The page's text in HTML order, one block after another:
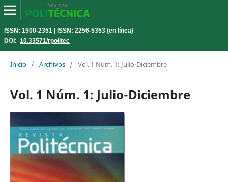
ISSN: 1900-2351 | ISSN: 2256-5353 (en línea)
DOI: 10.33571/rpolitec
Inicio / Archivos / Vol. 1 Núm. 1: Julio-Diciembre
Vol. 1 Núm. 1: Julio-Diciembre